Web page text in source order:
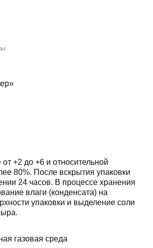
+2 до +6 и относительной
80%. После вскрытия упаковки
24 часов. В процессе хранения
влаги (конденсата) на
упаковки и выделение соли
газовая среда